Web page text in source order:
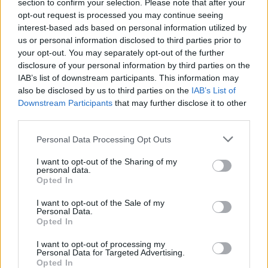
section to confirm your selection. Please note that after your
opt-out request is processed you may continue seeing
interest-based ads based on personal information utilized by
us or personal information disclosed to third parties prior to
your opt-out. You may separately opt-out of the further
disclosure of your personal information by third parties on the
IAB’s list of downstream participants. This information may
also be disclosed by us to third parties on the IAB’s List of
Downstream Participants that may further disclose it to other
Please note that this website/app uses one or more Google
not limited to your visit or usage behaviour. You may click to
grant or deny consent to Google and its third-party tags to
use your data for below specified purposes in below Google
consent section.
Personal Data Processing Opt Outs
I want to opt-out of the Sharing of my
personal data.
Opted In
I want to opt-out of the Sale of my
Personal Data.
Opted In
I want to opt-out of processing my
Personal Data for Targeted Advertising.
Opted In
csapattal, akár kupán kívül is.)
Fontos célunk továbbá a közösség-építés, ezért
a poszthoz bátran lehet hozzászólni,
kommentelni, tudósítást- elemzést írni.
A játék állását (sorsolás, csoport-állás)
egydedikált google docs táblázatban fogjuk
követni, amit fordulónként frissítünk. (A táblázat
Előnevezés lezárult
Sorsolás :